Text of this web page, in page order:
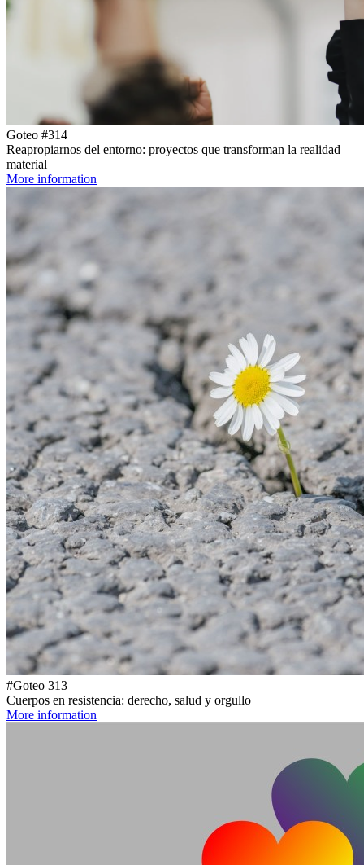
Goteo #314
Reapropiarnos del entorno: proyectos que transforman la realidad
material
More information
#Goteo 313
Cuerpos en resistencia: derecho, salud y orgullo
More information